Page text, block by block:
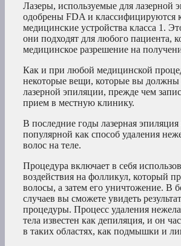
Лазеры, используемые для лазерной
одобрены FDA и классифицируются
медицинские устройства класса 1.
они подходят для любого пациента,
медицинское разрешение на
Как и при любой медицинской
некоторые вещи, которые вы должны
лазерной эпиляции, прежде чем
прием в местную клинику.
В последние годы лазерная эпиляция
популярной как способ удаления
волос на теле.
Процедура включает в себя
воздействия на фолликул, который
волосы, а затем его уничтожение. В
случаев вы сможете увидеть
процедуры. Процесс удаления
тела известен как депиляция, и он
в таких областях, как подмышки и